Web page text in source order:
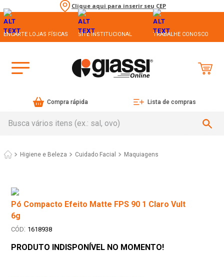
Clique aqui para inserir seu CEP
ENCARTE LOJAS FÍSICAS SITE INSTITUCIONAL TRABALHE CONOSCO
Compra rápida Lista de compras
Higiene e Beleza Cuidado Facial Maquiagens
Pó Compacto Efeito Matte FPS 90 1 Claro Vult
6g
: 1618938
PRODUTO INDISPONÍVEL NO MOMENTO!